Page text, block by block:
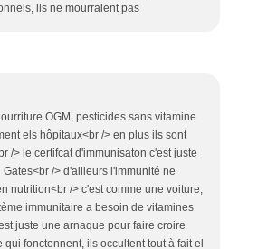
ils ne mourraient pas
OGM, pesticides sans vitamine
els hôpitaux<br /> en plus ils sont
/> le certifcat d'immunisaton c'est juste
/> d'ailleurs l'immunité ne
nutrition<br /> c'est comme une voiture,
immunitaire a besoin de vitamines
juste une arnaque pour faire croire
fonctonnent, ils occultent tout à fait el